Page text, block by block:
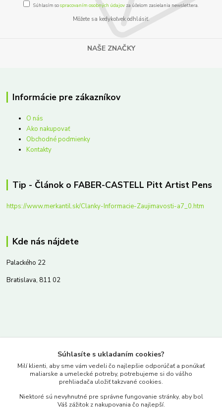
Súhlasím sospracovaním osobných údajov za účelom zasielania newslettera.
Môžete sa kedykoľvek odhlásiť.
NAŠE ZNAČKY
Informácie pre zákazníkov
O nás
Ako nakupovať
Obchodné podmienky
Kontakty
Tip - Článok o FABER-CASTELL Pitt Artist Pens
https://www.merkantil.sk/Clanky-Informacie-Zaujimavosti-a7_0.htm
Kde nás nájdete
Palackého 22
Bratislava, 811 02
www.merkantil.sk
Pondelok-Piatok: 9.00-17.00hod.
Súhlasíte s ukladaním cookies?
Milí klienti, aby sme vám vedeli čo najlepšie odporúčať a ponúkať
maliarske a umelecké potreby, potrebujeme si do vášho
prehliadača uložiť takzvané cookies.
Niektoré sú nevyhnutné pre správne fungovanie stránky, aby bol
Váš zážitok z nakupovania čo najlepší.